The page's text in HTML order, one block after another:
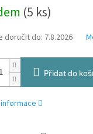
(5 ks)
doručit do: 7.8.2026
Přidat do